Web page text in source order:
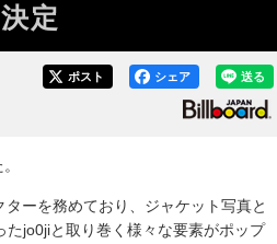
定
送る
シェア
ポスト
ーを務めており、ジャケット写真と
jo0jiと取り巻く様々な要素がポップ